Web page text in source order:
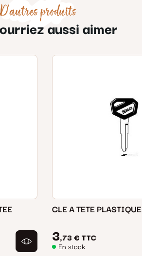
D'autres produits
aussi aimer
CLE A TETE PLASTIQUE
3,73 € TTC
En stock